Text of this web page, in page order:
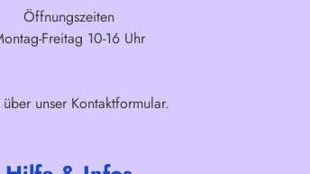
Öffnungszeiten
Freitag 10-16 Uhr
unser Kontaktformular.